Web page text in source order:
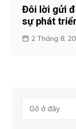
Đôi lời gửi
sự phát
2 Tháng 8,